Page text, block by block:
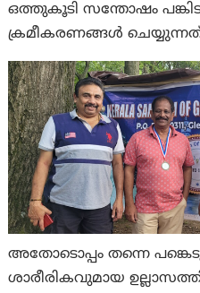
ഒത്തുകൂടി സന്തോഷം
ക്രമീകരണങ്ങൾ
അതോടൊപ്പം തന്നെ
ശാരീരികവുമായ